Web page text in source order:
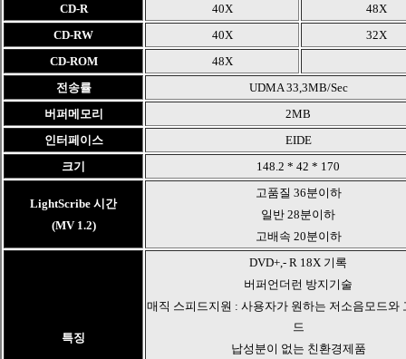
CD-R
40X
48X
CD-RW
40X
32X
CD-ROM
48X
전송률
UDMA 33,3MB/Sec
버퍼메모리
2MB
인터페이스
EIDE
크기
148.2 * 42 * 170
LightScribe 시간
(MV 1.2)
고품질 36분이하
일반 28분이하
고배속 20분이하
특징
DVD+,- R 18X 기록
버퍼언더런 방지기술
매직 스피드지원 : 사용자가 원하는 저소음모드와
드
납성분이 없는 친환경제품